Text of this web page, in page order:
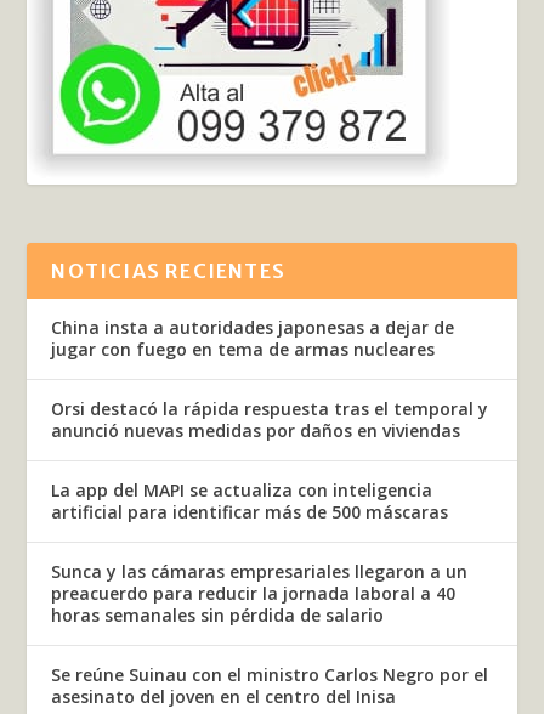
NOTICIAS RECIENTES
China insta a autoridades japonesas a dejar de
jugar con fuego en tema de armas nucleares
Orsi destacó la rápida respuesta tras el temporal y
anunció nuevas medidas por daños en viviendas
La app del MAPI se actualiza con inteligencia
artificial para identificar más de 500 máscaras
Sunca y las cámaras empresariales llegaron a un
preacuerdo para reducir la jornada laboral a 40
horas semanales sin pérdida de salario
Se reúne Suinau con el ministro Carlos Negro por el
asesinato del joven en el centro del Inisa